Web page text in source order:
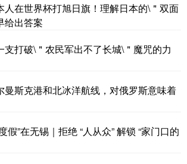
人在世界杯打旭日旗！理解日本的\＂双面
给出答案
支打破\＂农民军出不了长城\＂魔咒的力
曼斯克港和北冰洋航线，对俄罗斯意味着
假”在无锡｜拒绝 “人从众” 解锁 “家门口的